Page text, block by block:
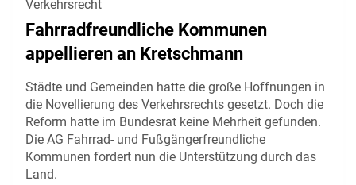
Verkehrsrecht
Fahrradfreundliche Kommunen
appellieren an Kretschmann
Städte und Gemeinden hatte die große Hoffnungen in
die Novellierung des Verkehrsrechts gesetzt. Doch die
Reform hatte im Bundesrat keine Mehrheit gefunden.
Die AG Fahrrad- und Fußgängerfreundliche
Kommunen fordert nun die Unterstützung durch das
Land.